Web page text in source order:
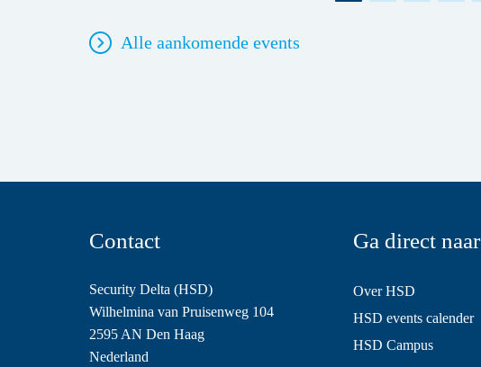
Alle aankomende events
Contact
Security Delta (HSD)
Wilhelmina van Pruisenweg 104
2595 AN Den Haag
Nederland
Ga direct naar
Over HSD
HSD events calender
HSD Campus